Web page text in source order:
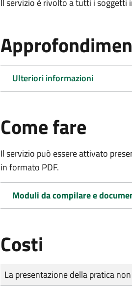
Il servizio è rivolto a tutti i soggetti
Ulteriori informazioni
Come fare
Il servizio può essere attivato
in formato PDF.
Moduli da compilare e
Costi
Tipo di pagamento
Importo
La presentazione della pratica